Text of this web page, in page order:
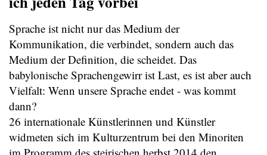
Sprache ist nicht nur das Medium der
Kommunikation, die verbindet, sondern auch das
Medium der Definition, die scheidet. Das
babylonische Sprachengewirr ist Last, es ist aber auch
Vielfalt: Wenn unsere Sprache endet - was kommt
dann?
26 internationale Künstlerinnen und Künstler
widmeten sich im Kulturzentrum bei den Minoriten